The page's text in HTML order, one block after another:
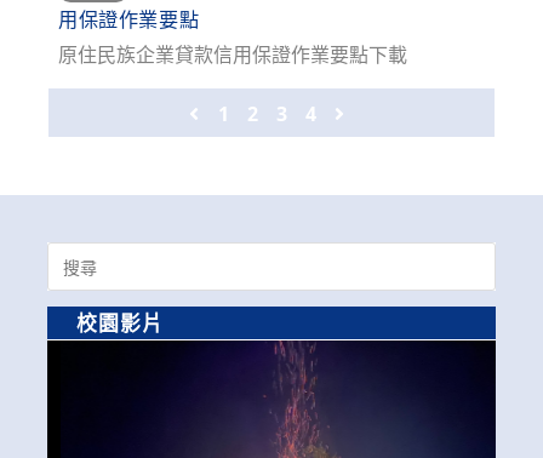
用保證作業要點
modified:
原住民族企業貸款信用保證作業要點下載
Go to the previous page
1 2 3 4 Go to the next page
for:
校園影片